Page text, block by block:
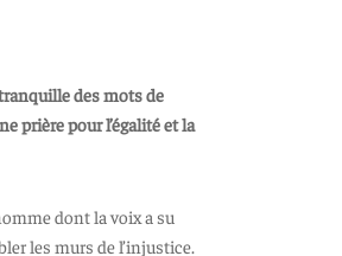
des mots de
prière pour l’égalité et la
dont la voix a su
les murs de l’injustice.